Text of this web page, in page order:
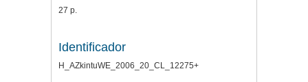
27 p.
Identificador
H_AZkintuWE_2006_20_CL_12275+